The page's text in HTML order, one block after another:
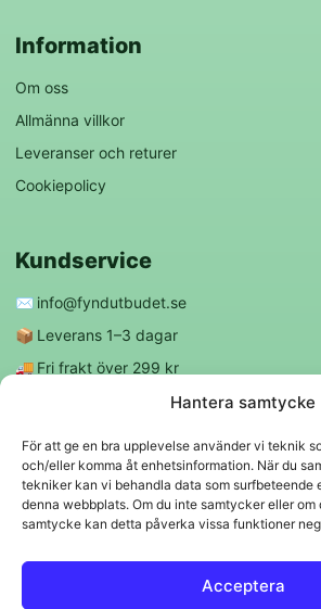
Hantera samtycke
För att ge en bra upplevelse använder vi teknik
och/eller komma åt enhetsinformation. När du
tekniker kan vi behandla data som surfbeteende
denna webbplats. Om du inte samtycker eller
samtycke kan detta påverka vissa funktioner
Acceptera
Information
Om oss
Allmänna villkor
Leveranser och returer
Cookiepolicy
Kundservice
✉️ info@fyndutbudet.se
📦 Leverans 1–3 dagar
🚚 Fri frakt över 299 kr
Följ oss
f ◎
Trygga betalningar